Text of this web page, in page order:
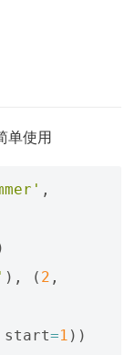
单使用
,
), ( 2 ,
start=1 ))